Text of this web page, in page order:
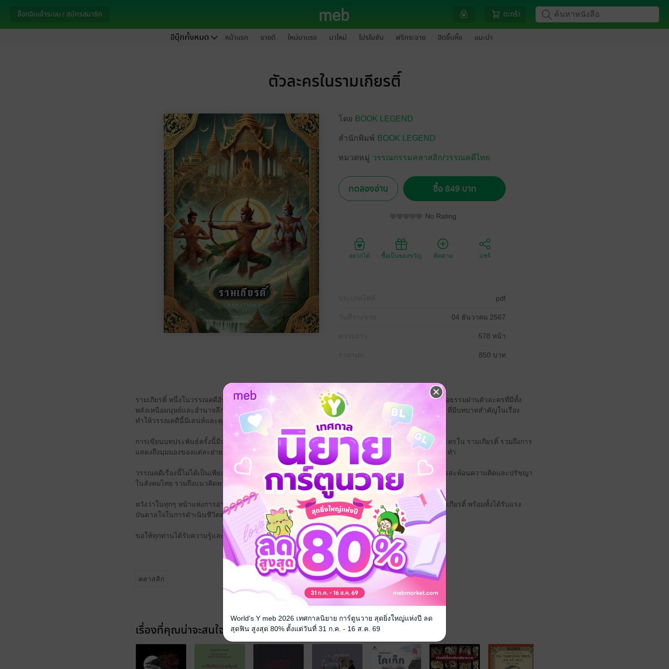
ล็อกอินเข้าระบบ / สมัครสมาชิก ตะกร้า
อีบุ๊กทั้งหมด หน้าแรก ขายดี ใหม่มาแรง มาใหม่ โปรโมชัน ฟรีกระจาย ฮิตขึ้นหิ้ง แนะนำ
ตัวละครในรามเกียรติ์
โดย BOOK LEGEND
สำนักพิมพ์ BOOK LEGEND
หมวดหมู่ วรรณกรรมคลาสสิก/วรรณคดีไทย
ทดลองอ่าน ซื้อ 849 บาท
No Rating
อยากได้ ซื้อเป็นของขวัญ ติดตาม แชร์
pdf
04 ธันวาคม 2567
578 หน้า
850 บาท
รามเกียรติ์ หนึ่งในวรรณคดีอันทรงคุณค่าของชาติไทย ซึ่งได้เล่าเรื่องราวการต่อสู้ระหว่างฝ่ายธรรมะและอธรรมผ่านตัวละครที่มีทั้ง
พลังเหนือมนุษย์และอำนาจลึกลับ เช่น พระราม พระลักษมณ์ หนุมาน และทศกัณฐ์ พร้อมด้วยตัวละครอื่นๆ ที่มีบทบาทสำคัญในเรื่อง
ทำให้วรรณคดีนี้มีเสน่ห์และคุณค่าในทุกๆ ด้าน ทั้งในเรื่องการต่อสู้ ความรัก และความซื่อสัตย์
การเขียนบทประพันธ์ครั้งนี้มีจุดมุ่งหมายเพื่อให้ผู้อ่านได้รับทราบถึงบทบาทและความสำคัญของแต่ละตัวละครใน รามเกียรติ์ รวมถึงการ
แสดงถึงมุมมองของแต่ละฝ่ายในการต่อสู้ ซึ่งมีทั้งแง่มุมแห่งความเชื่อและการสอนศีลธรรมในทุกๆ การกระทำ
วรรณคดีเรื่องนี้ไม่ได้เป็นเพียงการบอกเล่าเรื่องราวของการต่อสู้ที่มีระหว่างฝ่ายต่างๆ เท่านั้น แต่ยังเป็นการสะท้อนความคิดและปรัชญา
ในสังคมไทย รวมถึงแนวคิดทางศาสนาและความเชื่อในพระพุทธศาสนา
หวังว่าในทุกๆ หน้าแห่งการอ่านนี้ จะทำให้ผู้อ่านได้ซึมซับความรู้และความสนุกสนานจากตัวละครใน รามเกียรติ์ พร้อมทั้งได้รับแรง
บันดาลใจในการดำเนินชีวิตตามหลักศีลธรรมและความยุติธรรมในสังคม
ขอให้ทุกท่านได้รับความรู้และความสุขจากการอ่านวรรณคดีอันยิ่งใหญ่เรื่องนี้
คลาสสิก
เรื่องที่คุณน่าจะสนใจ
World's Y meb 2026 เทศกาลนิยาย การ์ตูนวาย สุดยิ่งใหญ่แห่งปี ลด
สุดฟิน สูงสุด 80% ตั้งแต่วันที่ 31 ก.ค. - 16 ส.ค. 69